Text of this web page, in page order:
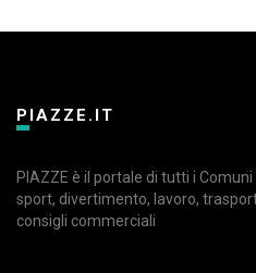
PIAZZE.IT
PIAZZE è il portale di tutti i
sport, divertimento, lavoro,
consigli commerciali